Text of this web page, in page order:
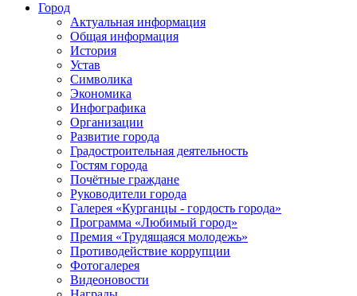
Город
Актуальная информация
Общая информация
История
Устав
Символика
Экономика
Инфографика
Организации
Развитие города
Градостроительная деятельность
Гостям города
Почётные граждане
Руководители города
Галерея «Курганцы - гордость города»
Программа «Любимый город»
Премия «Трудящаяся молодежь»
Противодействие коррупции
Фотогалерея
Видеоновости